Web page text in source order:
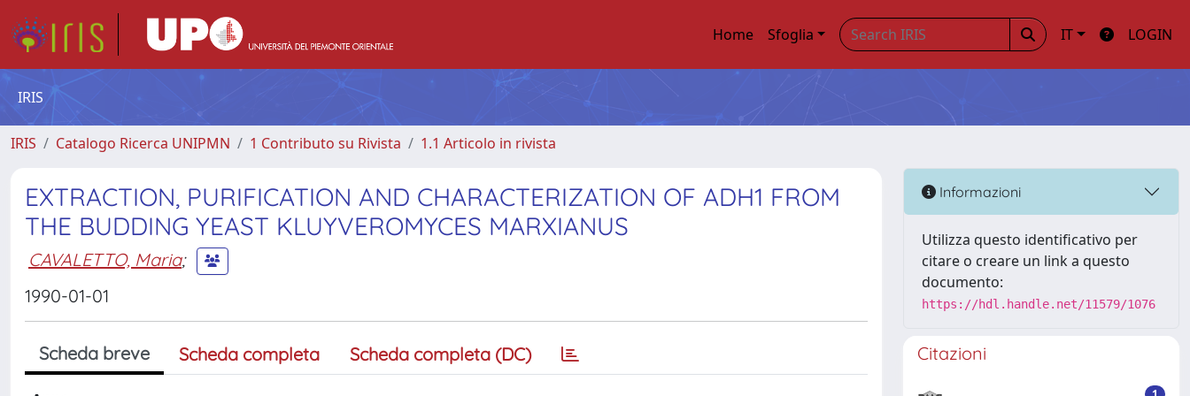
Home Sfoglia IT LOGIN
IRIS
IRIS Catalogo Ricerca UNIPMN 1 Contributo su Rivista 1.1 Articolo in rivista
EXTRACTION, PURIFICATION AND CHARACTERIZATION OF ADH1 FROM
THE BUDDING YEAST KLUYVEROMYCES MARXIANUS
CAVALETTO, Maria;
1990-01-01
Scheda breve Scheda completa Scheda completa (DC)
Informazioni
Utilizza questo identificativo per
citare o creare un link a questo
documento:
https://hdl.handle.net/11579/1076
Citazioni